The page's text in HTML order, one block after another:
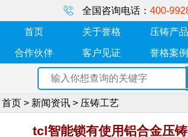
全国咨询电话： 400-
首页 关于誉格 压铸产品
合作伙伴 客户见证 誉格案例
首页 > 新闻资讯 > 压铸工艺
tcl智能锁有使用铝合金压